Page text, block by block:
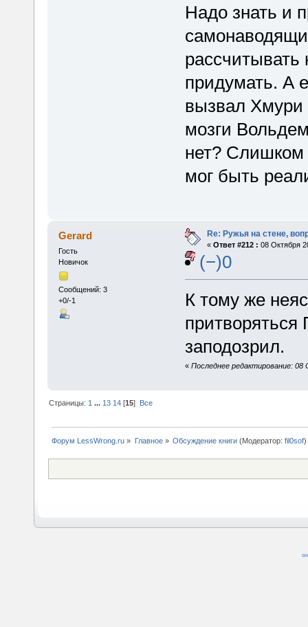
Надо знать и
рассчитывать
придумать. А
вызвал Хмури
мозги
нет? Слишком
мог быть
Gerard
Гость
Новичок
Сообщений: 3
+0/-1
Re: Ружья на стене,
« Ответ #212 : 08 Октября
(−)0
К тому же
притворяться
заподозрил.
« Последнее редактирование:
Страницы: 1 ... 13 14 [15] Все
Форум LessWrong.ru » Главное» Обсуждение книги(Модератор: fil0sof)